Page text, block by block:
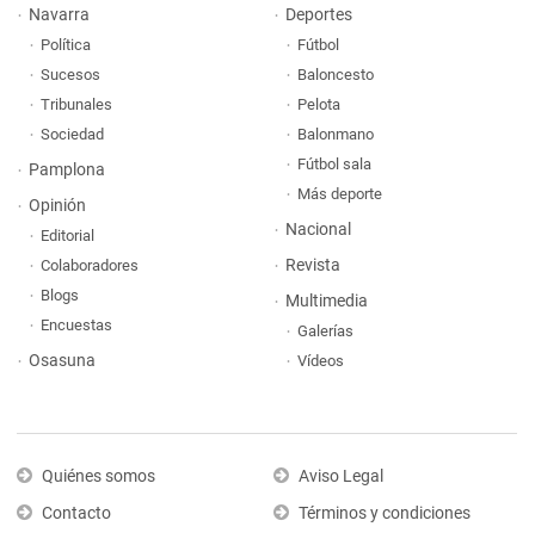
Navarra
Política
Sucesos
Tribunales
Sociedad
Pamplona
Opinión
Editorial
Colaboradores
Blogs
Encuestas
Osasuna
Deportes
Fútbol
Baloncesto
Pelota
Balonmano
Fútbol sala
Más deporte
Nacional
Revista
Multimedia
Galerías
Vídeos
Quiénes somos
Contacto
Aviso Legal
Términos y condiciones